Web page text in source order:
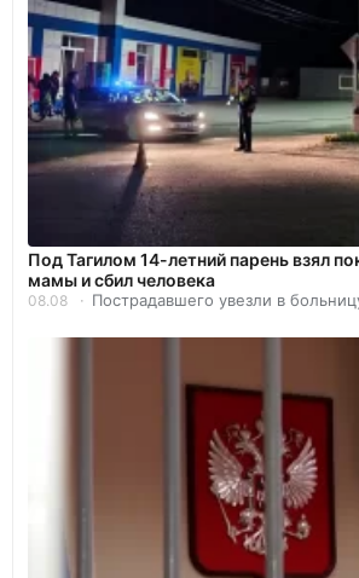
Под Тагилом 14-летний парень взял
мамы и сбил человека
08.08 Пострадавшего увезли в